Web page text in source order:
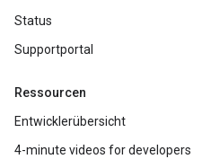
Status
Supportportal
Ressourcen
Entwicklerübersicht
4-minute videos for developers